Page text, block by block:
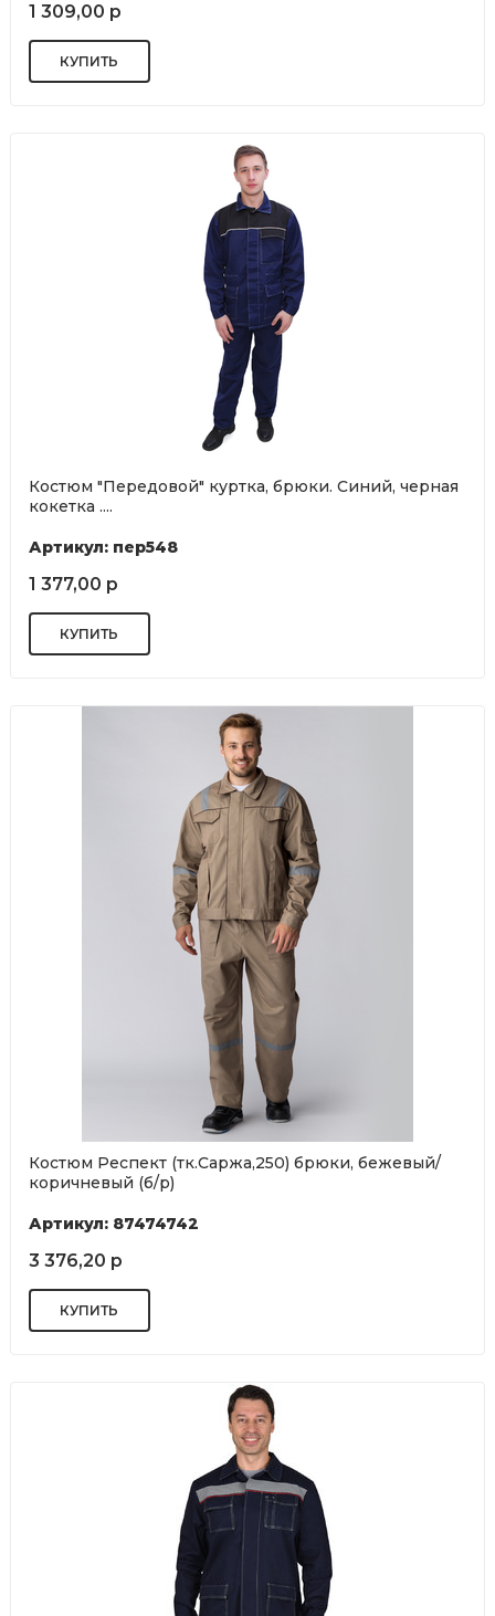
1 309,00 р
Костюм "Передовой" куртка, брюки. Синий, черная
кокетка ....
Артикул: пер548
1 377,00 р
Костюм Респект (тк.Саржа,250) брюки, бежевый/
коричневый (б/р)
Артикул: 87474742
3 376,20 р